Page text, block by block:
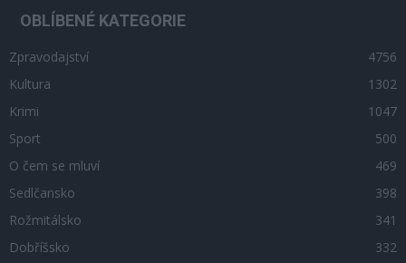
OBLÍBENÉ KATEGORIE
Zpravodajství
4756
Kultura
1302
Krimi
1047
Sport
500
O čem se mluví
469
Sedlčansko
398
Rožmitálsko
341
Dobříšsko
332